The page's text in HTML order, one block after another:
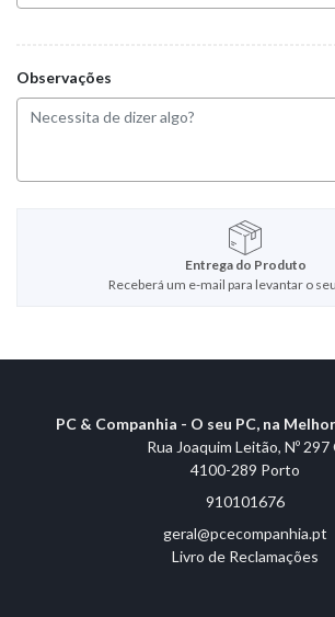
Observações
Entrega do Produto
Receberá um e-mail para levantar o
PC & Companhia - O seu PC, na
Rua Joaquim Leitão, Nº 297
4100-289 Porto
910101676
geral@pcecompanhia.pt
Livro de Reclamações